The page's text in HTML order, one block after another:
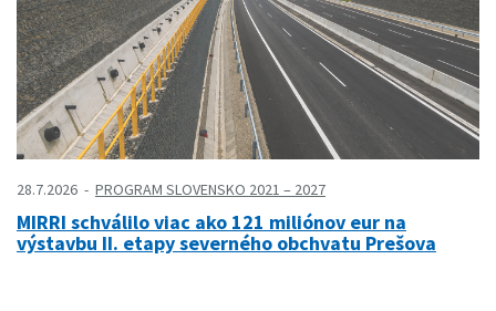
28.7.2026 PROGRAM SLOVENSKO 2021 – 2027
MIRRI schválilo viac ako 121 miliónov eur na
výstavbu II. etapy severného obchvatu Prešova